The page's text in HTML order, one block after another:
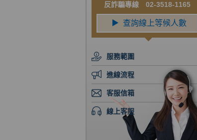
反詐騙專線 02-3518-1165
服務範圍
進線流程
客服信箱
線上客服